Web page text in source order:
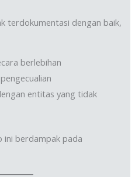
terdokumentasi dengan baik,
berlebihan
entitas yang tidak
ini berdampak pada